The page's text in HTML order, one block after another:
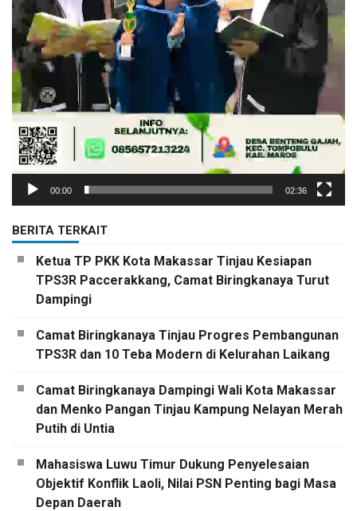
00:00 02:36
BERITA TERKAIT
Ketua TP PKK Kota Makassar Tinjau Kesiapan
TPS3R Paccerakkang, Camat Biringkanaya Turut
Dampingi
Camat Biringkanaya Tinjau Progres Pembangunan
TPS3R dan 10 Teba Modern di Kelurahan Laikang
Camat Biringkanaya Dampingi Wali Kota Makassar
dan Menko Pangan Tinjau Kampung Nelayan Merah
Putih di Untia
Mahasiswa Luwu Timur Dukung Penyelesaian
Objektif Konflik Laoli, Nilai PSN Penting bagi Masa
Depan Daerah